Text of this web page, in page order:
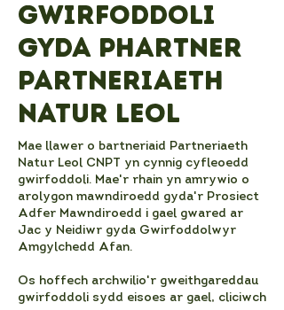
Gwirfoddoli
gyda phartner
Partneriaeth
Natur Leol
Mae llawer o bartneriaid Partneriaeth
Natur Leol CNPT yn cynnig cyfleoedd
gwirfoddoli. Mae'r rhain yn amrywio o
arolygon mawndiroedd gyda'r Prosiect
Adfer Mawndiroedd i gael gwared ar
Jac y Neidiwr gyda Gwirfoddolwyr
Amgylchedd Afan.
Os hoffech archwilio'r gweithgareddau
gwirfoddoli sydd eisoes ar gael, cliciwch